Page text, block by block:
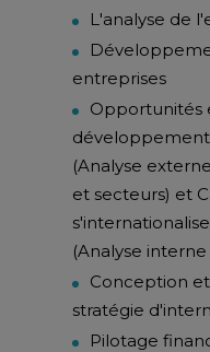
L'analyse de
entreprises
Opportunités
(Analyse
et secteurs) et
(Analyse
Conception
stratégie
Pilotage